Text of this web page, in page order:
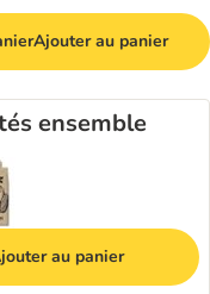
Ajouter au panier
ensemble
au panier